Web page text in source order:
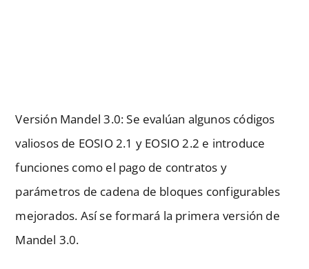
Versión Mandel 3.0: Se evalúan algunos códigos
valiosos de EOSIO 2.1 y EOSIO 2.2 e introduce
funciones como el pago de contratos y
parámetros de cadena de bloques configurables
mejorados. Así se formará la primera versión de
Mandel 3.0.